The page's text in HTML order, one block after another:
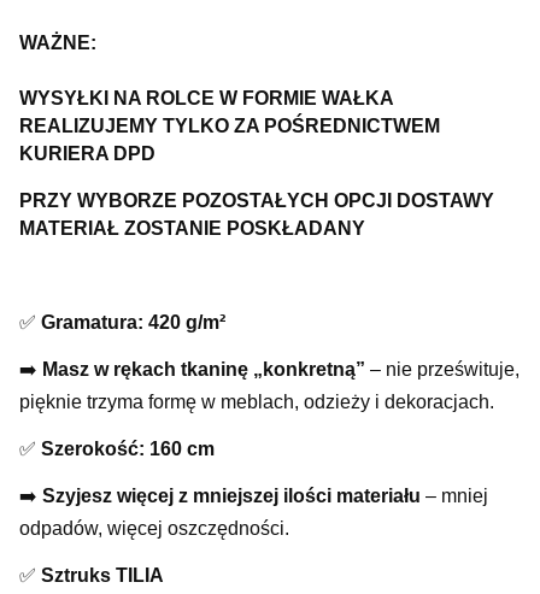
WAŻNE:
WYSYŁKI NA ROLCE W FORMIE WAŁKA
REALIZUJEMY TYLKO ZA POŚREDNICTWEM
KURIERA DPD
PRZY WYBORZE POZOSTAŁYCH OPCJI DOSTAWY
MATERIAŁ ZOSTANIE POSKŁADANY
✅ Gramatura: 420 g/m²
➡️ Masz w rękach tkaninę „konkretną” – nie prześwituje,
pięknie trzyma formę w meblach, odzieży i dekoracjach.
✅ Szerokość: 160 cm
➡️ Szyjesz więcej z mniejszej ilości materiału – mniej
odpadów, więcej oszczędności.
✅ Sztruks TILIA